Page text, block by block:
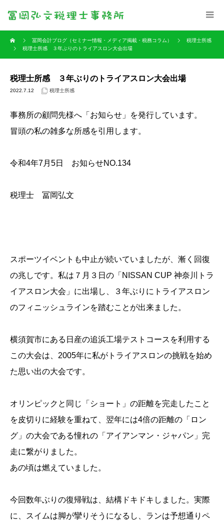
冨岡会計ブログ（セミナー情報・メディア掲載・税務コラム）
税理士所感
税理士所感 ３年ぶりのトライアスロン大会出場
税理士所感 ３年ぶりのトライアスロン大会出場
2022.7.12 税理士所感
事務所の顧問先様へ「お知らせ」を発行しています。
冒頭の私の雑多な所感を引用します。
令和4年7月5日 お知らせNO.134
税理士 冨岡弘文
スポーツイベントも中止が続いていましたが、漸く回復
の兆しです。私は７月３日の「NISSAN CUP 神奈川トラ
イアスロン大会」に出場し、３年ぶりにトライアスロン
のフィニッシュラインを踏むことが出来ました。
横須賀市にある日産の追浜工場テストコースを利用する
この大会は、2005年に私がトライアスロンの挑戦を始め
た思い出の大会です。
オリンピックと同じ「ショート」の距離を完走したこと
を皮切りに経験を重ねて、翌年には4倍の距離の「ロン
グ」の大会である憧れの「アイアンマン・ジャパン」完
走に繋がりました。
あの頃は燃えていました。
今回数年ぶりの復帰戦は、結構ドキドキしました。実際
に、スイムは脚が攣りそうになるし、ランは予想通りペ